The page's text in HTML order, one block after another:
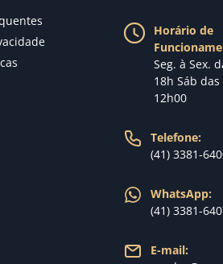
Horário de
Seg. à Sex.
18h Sáb
12h00
Telefone:
(41) 3381-
WhatsApp:
(41) 3381-
E-mail: